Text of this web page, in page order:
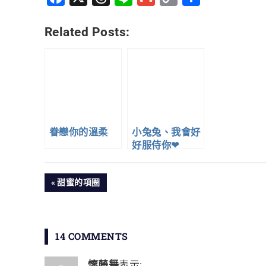
Related Posts:
眷戀你的溫柔
小兔兔、我會好
好服侍你❤
文
導
PREVIOUS
甜蜜的項圈
14 COMMENTS